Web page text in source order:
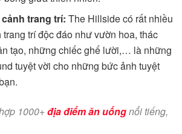
trang trí: The Hillside có rất nhiều
trang trí độc đáo như vườn hoa, thác
tạo, những chiếc ghế lười,… là những
tuyệt vời cho những bức ảnh tuyệt
1000+địa điểm ăn uốngnổi tiếng,